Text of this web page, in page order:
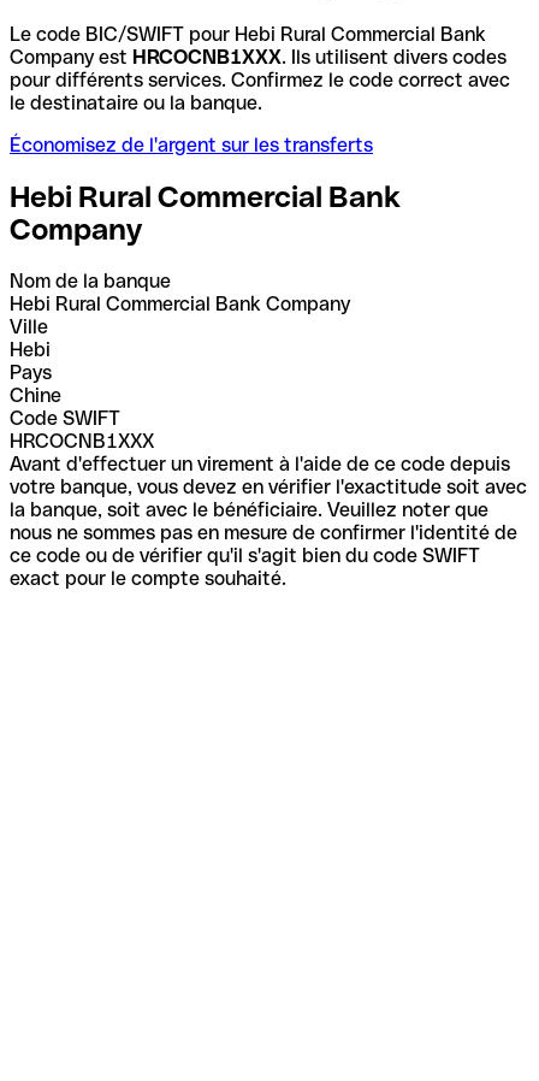
Le code BIC/SWIFT pour Hebi Rural Commercial Bank
Company est HRCOCNB1XXX. Ils utilisent divers codes
pour différents services. Confirmez le code correct avec
le destinataire ou la banque.
Économisez de l'argent sur les transferts
Hebi Rural Commercial Bank
Company
Nom de la banque
Hebi Rural Commercial Bank Company
Ville
Hebi
Pays
Chine
Code SWIFT
HRCOCNB1XXX
Avant d'effectuer un virement à l'aide de ce code depuis
votre banque, vous devez en vérifier l'exactitude soit avec
la banque, soit avec le bénéficiaire. Veuillez noter que
nous ne sommes pas en mesure de confirmer l'identité de
ce code ou de vérifier qu'il s'agit bien du code SWIFT
exact pour le compte souhaité.